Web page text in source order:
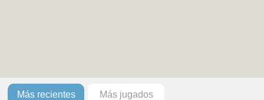
Más recientes Más jugados